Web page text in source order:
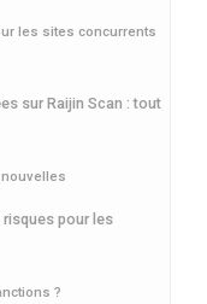
les sites concurrents
sur Raijin Scan : tout
pour les
?